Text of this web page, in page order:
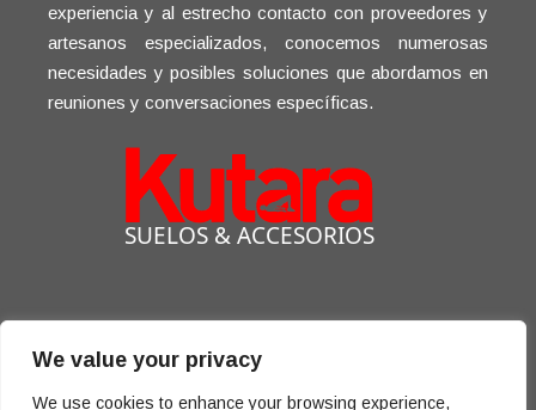
We value your privacy
We use cookies to enhance your browsing experience,
experiencia y al estrecho contacto con proveedores y
artesanos especializados, conocemos numerosas
necesidades y posibles soluciones que abordamos en
reuniones y conversaciones específicas.